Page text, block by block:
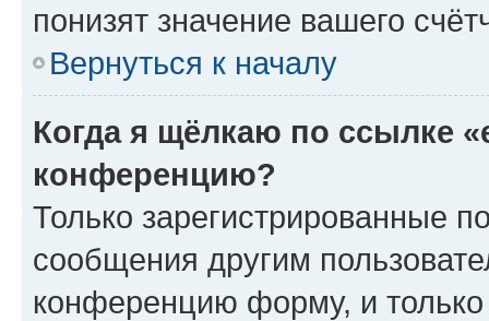
понизят значение вашего
Вернуться к началу
Когда я щёлкаю по ссылке
конференцию?
Только зарегистрированные
сообщения другим
конференцию форму, и